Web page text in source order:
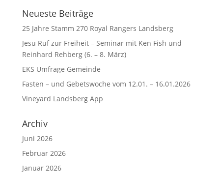
Neueste Beiträge
25 Jahre Stamm 270 Royal Rangers Landsberg
Jesu Ruf zur Freiheit – Seminar mit Ken Fish und
Reinhard Rehberg (6. – 8. März)
EKS Umfrage Gemeinde
Fasten – und Gebetswoche vom 12.01. – 16.01.2026
Vineyard Landsberg App
Archiv
Juni 2026
Februar 2026
Januar 2026